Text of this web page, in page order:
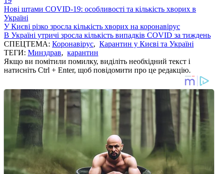
Нові штами COVID-19: особливості та кількість хворих в
Україні
У Києві різко зросла кількість хворих на коронавірус
В Україні утричі зросла кількість випадків COVID за тиждень
СПЕЦТЕМА: Коронавірус, Карантин у Києві та Україні
ТЕГИ: Минздрав, карантин
Якщо ви помітили помилку, виділіть необхідний текст і
натисніть Ctrl + Enter, щоб повідомити про це редакцію.